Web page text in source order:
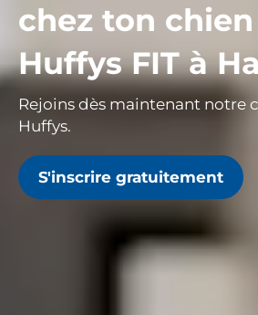
chez ton
Huffys FIT à
Rejoins dès maintenant notre
Huffys.
S'inscrire gratuitement